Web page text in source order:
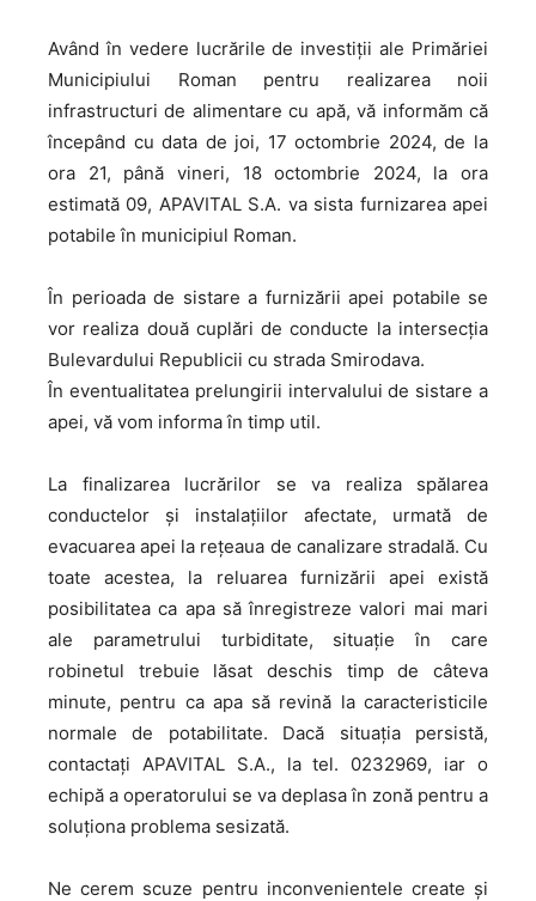
Având în vedere lucrările de investiții ale Primăriei
Municipiului Roman pentru realizarea noii
infrastructuri de alimentare cu apă, vă informăm că
începând cu data de joi, 17 octombrie 2024, de la
ora 21, până vineri, 18 octombrie 2024, la ora
estimată 09, APAVITAL S.A. va sista furnizarea apei
potabile în municipiul Roman.
În perioada de sistare a furnizării apei potabile se
vor realiza două cuplări de conducte la intersecția
Bulevardului Republicii cu strada Smirodava.
În eventualitatea prelungirii intervalului de sistare a
apei, vă vom informa în timp util.
La finalizarea lucrărilor se va realiza spălarea
conductelor și instalațiilor afectate, urmată de
evacuarea apei la rețeaua de canalizare stradală. Cu
toate acestea, la reluarea furnizării apei există
posibilitatea ca apa să înregistreze valori mai mari
ale parametrului turbiditate, situație în care
robinetul trebuie lăsat deschis timp de câteva
minute, pentru ca apa să revină la caracteristicile
normale de potabilitate. Dacă situația persistă,
contactați APAVITAL S.A., la tel. 0232969, iar o
echipă a operatorului se va deplasa în zonă pentru a
soluționa problema sesizată.
Ne cerem scuze pentru inconvenientele create și